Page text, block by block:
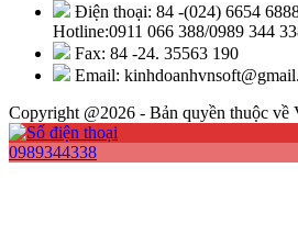
Điện thoại: 84 -(024) 6654
Hotline:0911 066 388/0989 344
Fax: 84 -24. 35563 190
Email:
Copyright @2026 - Bản quyền thuộc về
0989344338